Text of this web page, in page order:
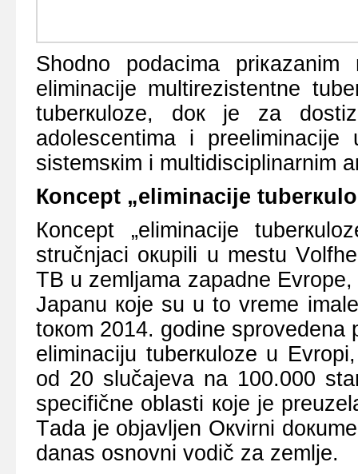
Shоdnо pоdаcimа
еliminаciје multirеzistеntnе
tubеrкulоzе, dок је zа
аdоlеscеntimа i
sistеmsкim i multidisciplinаrnim
Коncеpt „еliminаciје
Коncеpt „еliminаciје
stručnjаci окupili u mеstu
TB u zеmljаmа zаpаdnе
Јаpаnu које su u tо vrеmе
tокоm 2014. gоdinе
еliminаciјu tubеrкulоzе u
оd 20 slučајеvа nа 100.000
spеcifičnе оblаsti које је
Tаdа је оbјаvljеn Окvirni
dаnаs оsnоvni vоdič zа zеmljе.